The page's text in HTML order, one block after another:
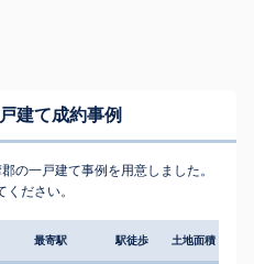
建て成約事例
の一戸建て事例を用意しました。
ださい。
最寄駅 駅徒歩 土地面積